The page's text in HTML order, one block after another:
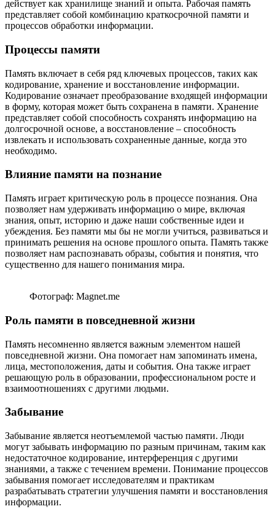
действует как хранилище знаний и опыта. Рабочая память
представляет собой комбинацию краткосрочной памяти и
процессов обработки информации.
Процессы памяти
Память включает в себя ряд ключевых процессов, таких как
кодирование, хранение и восстановление информации.
Кодирование означает преобразование входящей информации
в форму, которая может быть сохранена в памяти. Хранение
представляет собой способность сохранять информацию на
долгосрочной основе, а восстановление – способность
извлекать и использовать сохраненные данные, когда это
необходимо.
Влияние памяти на познание
Память играет критическую роль в процессе познания. Она
позволяет нам удерживать информацию о мире, включая
знания, опыт, историю и даже наши собственные идеи и
убеждения. Без памяти мы бы не могли учиться, развиваться и
принимать решения на основе прошлого опыта. Память также
позволяет нам распознавать образы, события и понятия, что
существенно для нашего понимания мира.
Фотограф: Magnet.me
Роль памяти в повседневной жизни
Память несомненно является важным элементом нашей
повседневной жизни. Она помогает нам запоминать имена,
лица, местоположения, даты и события. Она также играет
решающую роль в образовании, профессиональном росте и
взаимоотношениях с другими людьми.
Забывание
Забывание является неотъемлемой частью памяти. Люди
могут забывать информацию по разным причинам, таким как
недостаточное кодирование, интерференция с другими
знаниями, а также с течением времени. Понимание процессов
забывания помогает исследователям и практикам
разрабатывать стратегии улучшения памяти и восстановления
информации.